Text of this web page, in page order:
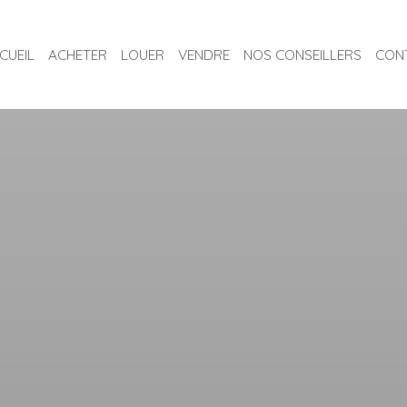
ACHETER LOUER VENDRE NOS CONSEILLERS